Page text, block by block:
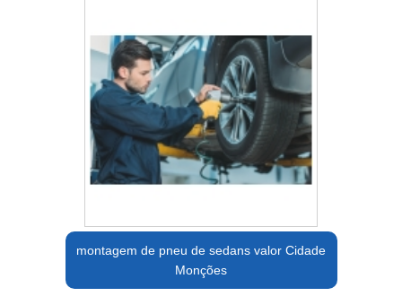
montagem de pneu de sedans valor Cidade
Monções